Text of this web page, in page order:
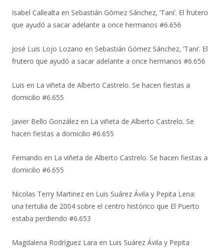
Isabel Callealta en Sebastián Gómez Sánchez, ‘Tani’. El frutero
que ayudó a sacar adelante a once hermanos #6.656
José Luis Lojo Lozano en Sebastián Gómez Sánchez, ‘Tani’. El
frutero que ayudó a sacar adelante a once hermanos #6.656
Luis en La viñeta de Alberto Castrelo. Se hacen fiestas a
domicilio #6.655
Javier Bello González en La viñeta de Alberto Castrelo. Se
hacen fiestas a domicilio #6.655
Fernando en La viñeta de Alberto Castrelo. Se hacen fiestas a
domicilio #6.655
Nicolas Terry Martinez en Luis Suárez Ávila y Pepita Lena:
una tertulia de 2004 sobre el centro histórico que El Puerto
estaba perdiendo #6.653
Magdalena Rodríguez Lara en Luis Suárez Ávila y Pepita